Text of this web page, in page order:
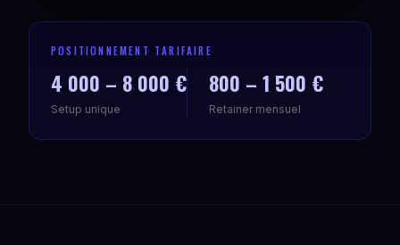
POSITIONNEMENT TARIFAIRE
4 000 – 8 000 €
Setup unique
800 – 1 500 €
Retainer mensuel